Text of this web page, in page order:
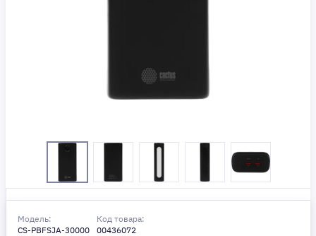
Модель:
CS-PBFSJA-30000
Код товара:
00436072